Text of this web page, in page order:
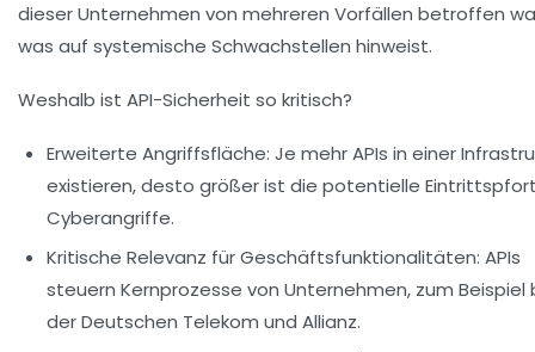
dieser Unternehmen von mehreren Vorfällen betroffen
was auf systemische Schwachstellen hinweist.
Weshalb ist API-Sicherheit so kritisch?
Erweiterte Angriffsfläche: Je mehr APIs in einer
existieren, desto größer ist die potentielle
Cyberangriffe.
Kritische Relevanz für Geschäftsfunktionalitäten: APIs
steuern Kernprozesse von Unternehmen, zum Beispiel
der Deutschen Telekom und Allianz.